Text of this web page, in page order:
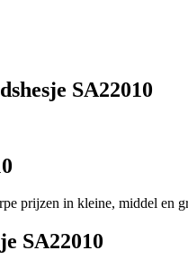
SA22010
prijzen in kleine, middel en
SA22010